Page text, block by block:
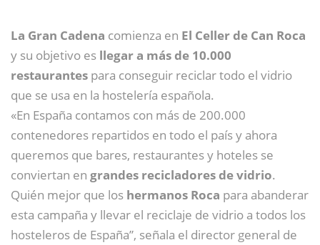
La Gran Cadena comienza en El Celler de Can Roca
y su objetivo es llegar a más de 10.000
restaurantes para conseguir reciclar todo el vidrio
que se usa en la hostelería española.
«En España contamos con más de 200.000
contenedores repartidos en todo el país y ahora
queremos que bares, restaurantes y hoteles se
conviertan en grandes recicladores de vidrio.
Quién mejor que los hermanos Roca para abanderar
esta campaña y llevar el reciclaje de vidrio a todos los
hosteleros de España”, señala el director general de